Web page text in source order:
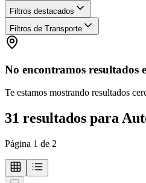
Filtros destacados
Filtros de Transporte
No encontramos resultados
Te estamos mostrando resultados
31 resultados para
Página 1 de 2